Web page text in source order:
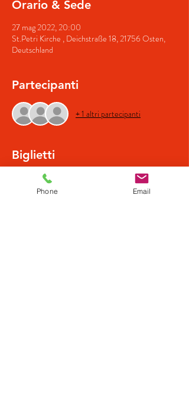
Orario & Sede
27 mag 2022, 20:00
St.Petri Kirche , Deichstraße 18, 21756 Osten,
Deutschland
Partecipanti
+ 1 altri partecipanti
Biglietti
Vendita terminata
Phone Email